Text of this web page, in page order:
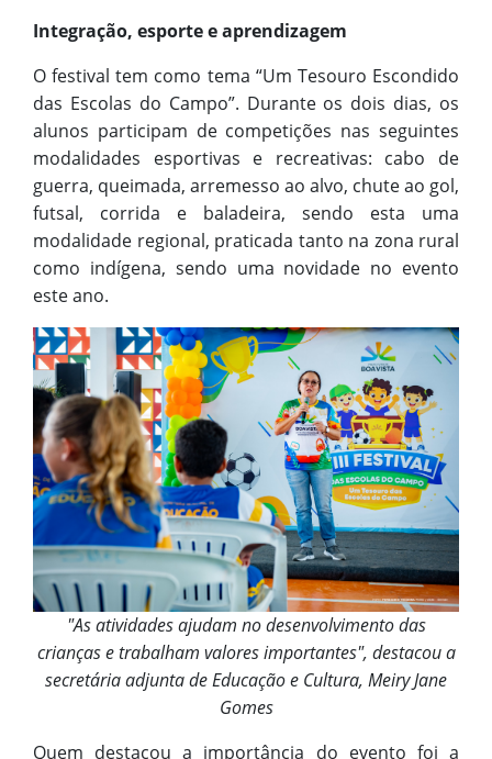
Integração, esporte e aprendizagem
O festival tem como tema “Um Tesouro Escondido
das Escolas do Campo”. Durante os dois dias, os
alunos participam de competições nas seguintes
modalidades esportivas e recreativas: cabo de
guerra, queimada, arremesso ao alvo, chute ao gol,
futsal, corrida e baladeira, sendo esta uma
modalidade regional, praticada tanto na zona rural
como indígena, sendo uma novidade no evento
este ano.
"As atividades ajudam no desenvolvimento das
crianças e trabalham valores importantes", destacou a
secretária adjunta de Educação e Cultura, Meiry Jane
Gomes
Quem destacou a importância do evento foi a